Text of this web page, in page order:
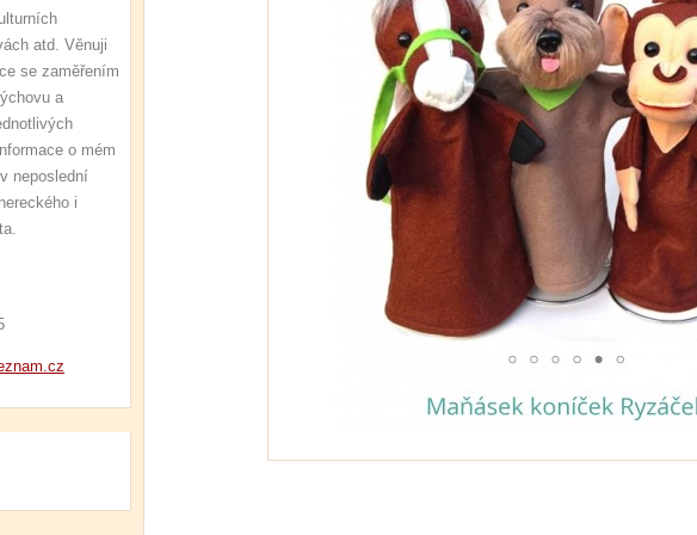
atd. Věnuji
se zaměřením
a
o mém
neposlední
i
znam.cz